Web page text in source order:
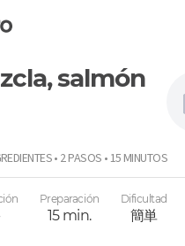
salmón
• 2 PASOS • 15 MINUTOS
Preparación
15 min.
Dificultad
簡単